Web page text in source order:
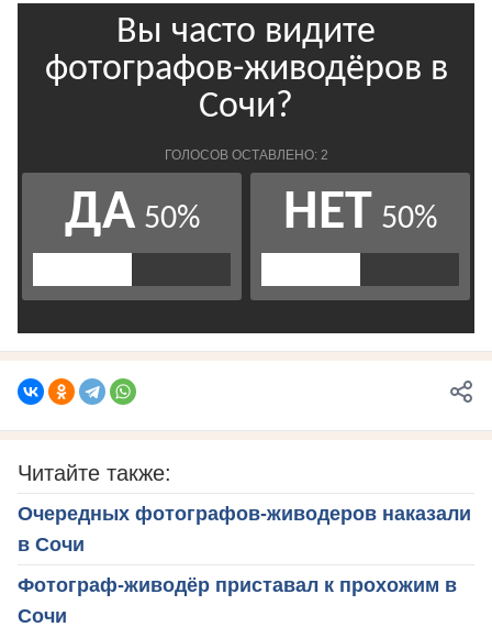
Читайте также:
Очередных фотографов-живодеров наказали
в Сочи
Фотограф-живодёр приставал к прохожим в
Сочи